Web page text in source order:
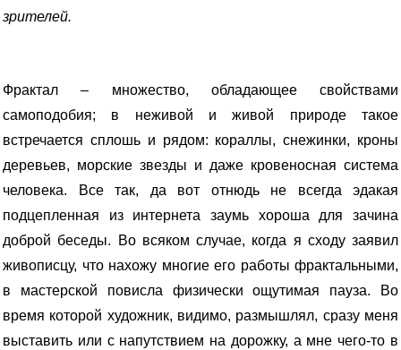
зрителей.
Фрактал – множество, обладающее свойствами
самоподобия; в неживой и живой природе такое
встречается сплошь и рядом: кораллы, снежинки, кроны
деревьев, морские звезды и даже кровеносная система
человека. Все так, да вот отнюдь не всегда эдакая
подцепленная из интернета заумь хороша для зачина
доброй беседы. Во всяком случае, когда я сходу заявил
живописцу, что нахожу многие его работы фрактальными,
в мастерской повисла физически ощутимая пауза. Во
время которой художник, видимо, размышлял, сразу меня
выставить или с напутствием на дорожку, а мне чего-то в